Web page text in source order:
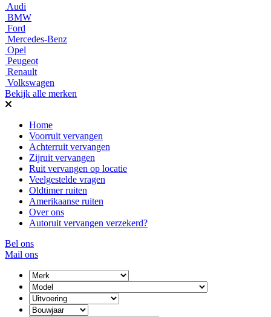
Audi
BMW
Ford
Mercedes-Benz
Opel
Peugeot
Renault
Volkswagen
Bekijk alle merken
Home
Voorruit vervangen
Achterruit vervangen
Zijruit vervangen
Ruit vervangen op locatie
Veelgestelde vragen
Oldtimer ruiten
Amerikaanse ruiten
Over ons
Autoruit vervangen verzekerd?
Bel ons
Mail ons